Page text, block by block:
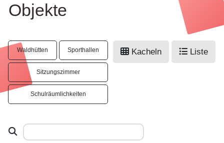
Objekte
Liste
Kacheln
Waldhütten Sporthallen
Sitzungszimmer
Schulräumlichkeiten